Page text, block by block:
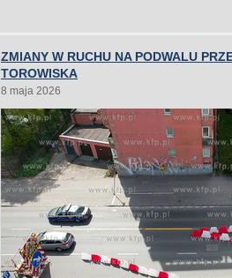
ZMIANY W RUCHU NA PODWALU
TOROWISKA
8 maja 2026